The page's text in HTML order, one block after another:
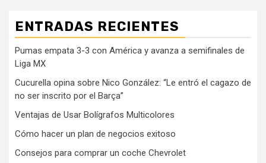
ENTRADAS RECIENTES
Pumas empata 3-3 con América y avanza a semifinales de
Liga MX
Cucurella opina sobre Nico González: “Le entró el cagazo de
no ser inscrito por el Barça”
Ventajas de Usar Bolígrafos Multicolores
Cómo hacer un plan de negocios exitoso
Consejos para comprar un coche Chevrolet